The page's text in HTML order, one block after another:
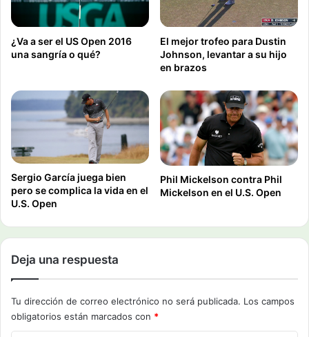
¿Va a ser el US Open 2016
una sangría o qué?
El mejor trofeo para Dustin
Johnson, levantar a su hijo
en brazos
Sergio García juega bien
pero se complica la vida en el
U.S. Open
Phil Mickelson contra Phil
Mickelson en el U.S. Open
Deja una respuesta
Tu dirección de correo electrónico no será publicada. Los campos
obligatorios están marcados con *